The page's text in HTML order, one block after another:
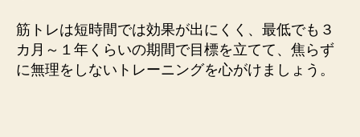
筋トレは短時間では効果が出にくく、最低でも３
カ月～１年くらいの期間で目標を立てて、焦らず
に無理をしないトレーニングを心がけましょう。